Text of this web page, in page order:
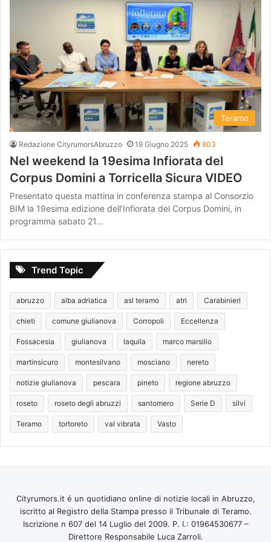
Teramo
Redazione CityrumorsAbruzzo 19 Giugno 2025 803
Nel weekend la 19esima Infiorata del
Corpus Domini a Torricella Sicura VIDEO
Presentato questa mattina in conferenza stampa al Consorzio
BIM la 19esima edizione dell’Infiorata del Corpus Domini, in
programma sabato 21…
Trend Topic
abruzzo alba adriatica asl teramo atri Carabinieri
chieti comune giulianova Corropoli Eccellenza
Fossacesia giulianova laquila marco marsilio
martinsicuro montesilvano mosciano nereto
notizie giulianova pescara pineto regione abruzzo
roseto roseto degli abruzzi santomero Serie D silvi
Teramo tortoreto val vibrata Vasto
Cityrumors.it é un quotidiano online di notizie locali in Abruzzo,
iscritto al Registro della Stampa presso il Tribunale di Teramo.
Iscrizione n 607 del 14 Luglio del 2009. P. I.: 01964530677 –
Direttore Responsabile Luca Zarroli.